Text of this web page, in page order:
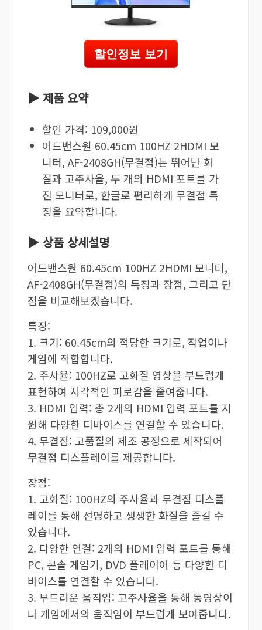
할인정보 보기
▶ 제품 요약
할인 가격: 109,000원
어드밴스원 60.45cm 100HZ 2HDMI 모
니터, AF-2408GH(무결점)는 뛰어난 화
질과 고주사율, 두 개의 HDMI 포트를 가
진 모니터로, 한글로 편리하게 무결점 특
징을 요약합니다.
▶ 상품 상세설명
어드밴스원 60.45cm 100HZ 2HDMI 모니터,
AF-2408GH(무결점)의 특징과 장점, 그리고 단
점을 비교해보겠습니다.
특징:
1. 크기: 60.45cm의 적당한 크기로, 작업이나
게임에 적합합니다.
2. 주사율: 100HZ로 고화질 영상을 부드럽게
표현하여 시각적인 피로감을 줄여줍니다.
3. HDMI 입력: 총 2개의 HDMI 입력 포트를 지
원해 다양한 디바이스를 연결할 수 있습니다.
4. 무결점: 고품질의 제조 공정으로 제작되어
무결점 디스플레이를 제공합니다.
장점:
1. 고화질: 100HZ의 주사율과 무결점 디스플
레이를 통해 선명하고 생생한 화질을 즐길 수
있습니다.
2. 다양한 연결: 2개의 HDMI 입력 포트를 통해
PC, 콘솔 게임기, DVD 플레이어 등 다양한 디
바이스를 연결할 수 있습니다.
3. 부드러운 움직임: 고주사율을 통해 동영상이
나 게임에서의 움직임이 부드럽게 보여줍니다.